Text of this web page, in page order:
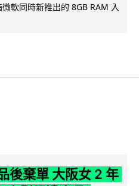
軟同時新推出的 8GB RAM 入
後棄單 大阪女 2 年